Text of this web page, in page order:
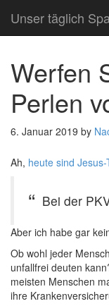
Unser täglich
Werfen
Perlen
6. Januar 2019 by
Ah, heute sind
Bei der
Aber ich habe gar
Ob wohl jeder
unfallfrei deuten
meisten Menschen
ihre